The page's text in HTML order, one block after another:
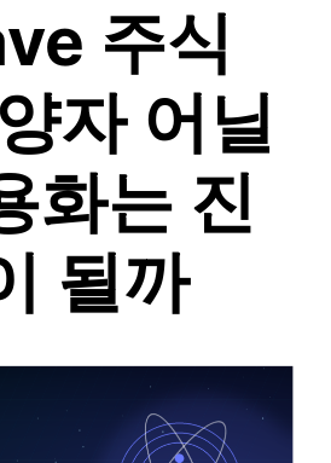
주식
자 어닐
화는 진
될까